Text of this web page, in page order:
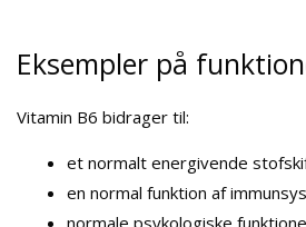
Eksempler på
Vitamin B6 bidrager til:
et normalt energivende
en normal funktion af
normale psykologiske